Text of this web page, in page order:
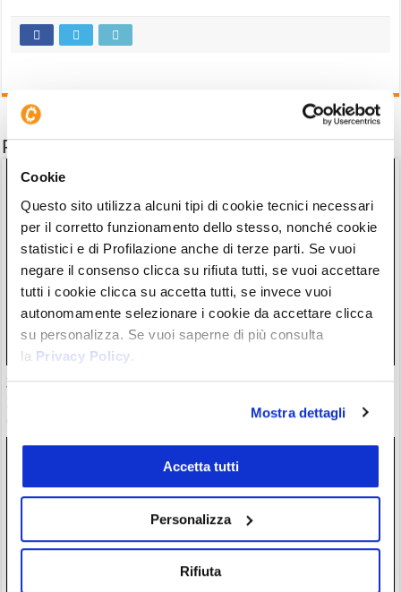
Cookie
Questo sito utilizza alcuni tipi di cookie tecnici necessari
per il corretto funzionamento dello stesso, nonché cookie
statistici e di Profilazione anche di terze parti. Se vuoi
negare il consenso clicca su rifiuta tutti, se vuoi accettare
tutti i cookie clicca su accetta tutti, se invece vuoi
autonomamente selezionare i cookie da accettare clicca
su personalizza. Se vuoi saperne di più consulta
la Privacy Policy.
Mostra dettagli
Accetta tutti
Personalizza
Rifiuta
Potrebbe interessarti anche
30 milioni in crypto rubate con attacchi violenti. Francia